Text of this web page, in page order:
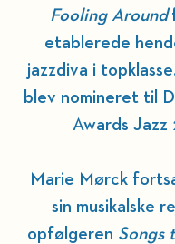
Fooling Around
etablerede
jazzdiva i topklasse
blev nomineret til
Awards Jazz
Marie Mørck
sin musikalske
opfølgeren Songs